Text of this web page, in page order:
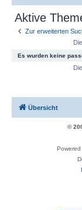
Aktive
Zur erweiterten
Es wurden keine
Übersicht
©
Powered